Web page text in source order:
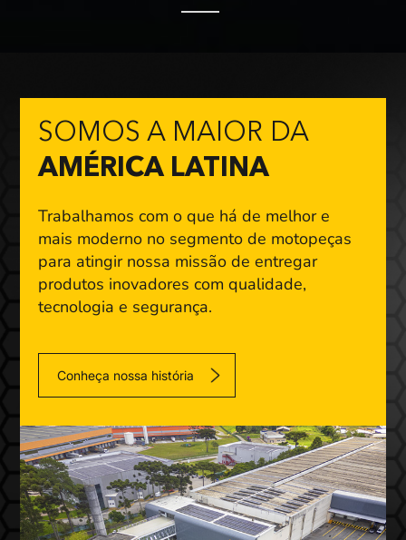
SOMOS A MAIOR DA
AMÉRICA LATINA
Trabalhamos com o que há de melhor e
mais moderno no segmento de motopeças
para atingir nossa missão de entregar
produtos inovadores com qualidade,
tecnologia e segurança.
Conheça nossa história